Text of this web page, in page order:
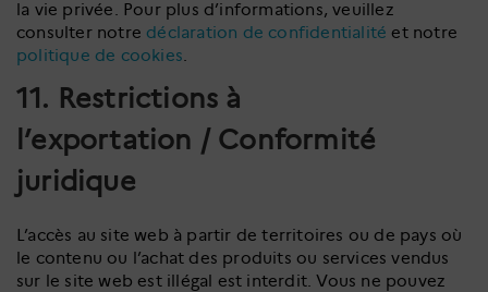
la vie privée. Pour plus d’informations, veuillez
consulter notre déclaration de confidentialité et notre
politique de cookies
11. Restrictions à
l’exportation / Conformité
juridique
L’accès au site web à partir de territoires ou de pays où
le contenu ou l’achat des produits ou services vendus
sur le site web est illégal est interdit. Vous ne pouvez